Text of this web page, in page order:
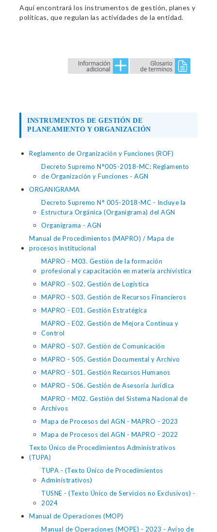
Aquí encontrará los instrumentos de gestión, planes y
políticas, que regulan las actividades de la entidad.
INSTRUMENTOS DE GESTIÓN DE
PLANEAMIENTO Y ORGANIZACIÓN
Reglamento de Organización y Funciones (ROF)
Decreto Supremo N°005-2018-MC: Reglamento
de Organización y Funciones - AGN
ORGANIGRAMA
Decreto Supremo N° 005-2018-MC - Incluye la
Estructura Orgánica (Organigrama) del AGN
Organigrama - AGN
Manual de Procedimientos (MAPRO) / Mapa de
procesos institucional
MAPRO - M03. Gestión de la formación
profesional y capacitación en materia archivística
MAPRO - S02. Gestión de Logística
MAPRO - S03. Gestión de Recursos Financieros
MAPRO - E01. Gestión Estratégica
MAPRO - E02. Gestión de Mejora Continua y
Control
MAPRO - S07. Gestión de Comunicación
MAPRO - S05. Gestión Documental y Archivo
MAPRO - S01. Gestión Recursos Humanos
MAPRO - S06. Gestión de Asesoría Jurídica
MAPRO - M02. Gestión del Sistema Nacional de
Archivos
Mapa de Procesos del AGN - MAPRO - 2023
Mapa de Procesos del AGN - MAPRO - 2022
Texto Único de Procedimientos Administrativos
(TUPA)
TUPA - (Texto Único de Procedimientos
Administrativos)
TUSNE - (Texto Único de Servicios no Exclusivos) -
2024
Manual de Operaciones (MOP)
Manual de Operaciones (MOPE) - 2023 - Aviso de